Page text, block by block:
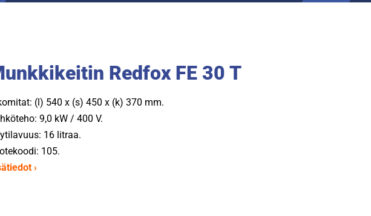
Redfox FE 30 T
(l) 540 x (s) 450 x (k) 370 mm.
9,0 kW / 400 V.
16 litraa.
105.
›